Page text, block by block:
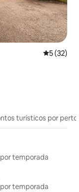
5 de uma
5 (32)
turísticos por perto
temporada
temporada